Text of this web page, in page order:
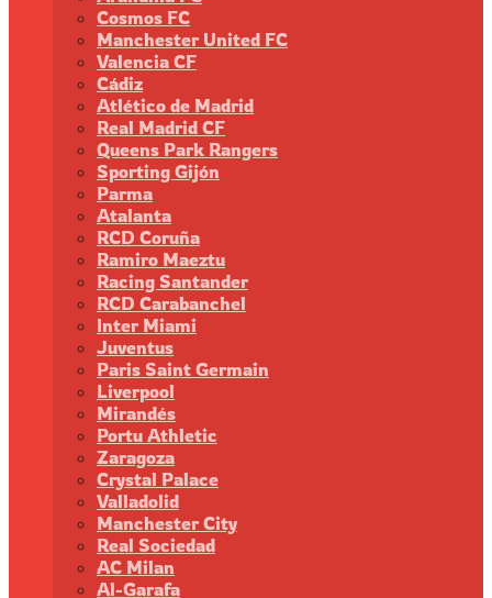
Cosmos FC
Manchester United FC
Valencia CF
Cádiz
Atlético de Madrid
Real Madrid CF
Queens Park Rangers
Sporting Gijón
Parma
Atalanta
RCD Coruña
Ramiro Maeztu
Racing Santander
RCD Carabanchel
Inter Miami
Juventus
Paris Saint Germain
Liverpool
Mirandés
Portu Athletic
Zaragoza
Crystal Palace
Valladolid
Manchester City
Real Sociedad
AC Milan
Al-Garafa